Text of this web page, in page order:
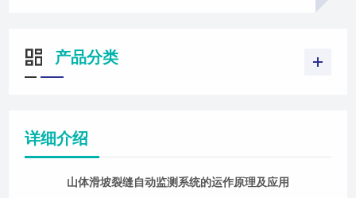
产品分类
详细介绍
山体滑坡裂缝自动监测系统的运作原理及应用